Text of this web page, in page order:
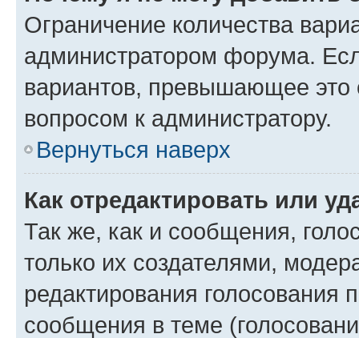
Ограничение количества
администратором форума.
вариантов, превышающее это
вопросом к администратору.
Вернуться наверх
Как отредактировать или
Так же, как и сообщения,
только их создателями,
редактирования голосования
сообщения в теме